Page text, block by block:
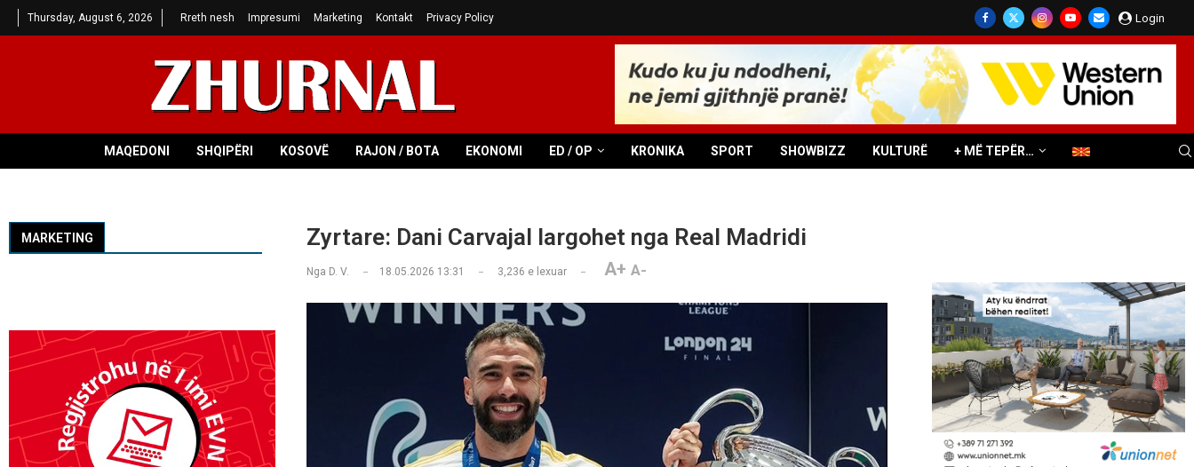
Thursday, August 6, 2026 Rreth nesh Impresumi Marketing Kontakt Privacy Policy Login
MAQEDONI SHQIPËRI KOSOVË RAJON / BOTA EKONOMI ED / OP KRONIKA SPORT SHOWBIZZ KULTURË + MË TEPËR…
Zyrtare: Dani Carvajal largohet nga Real Madridi
Nga D. V. 18.05.2026 13:31 3,236 e lexuar A+ A-
MARKETING